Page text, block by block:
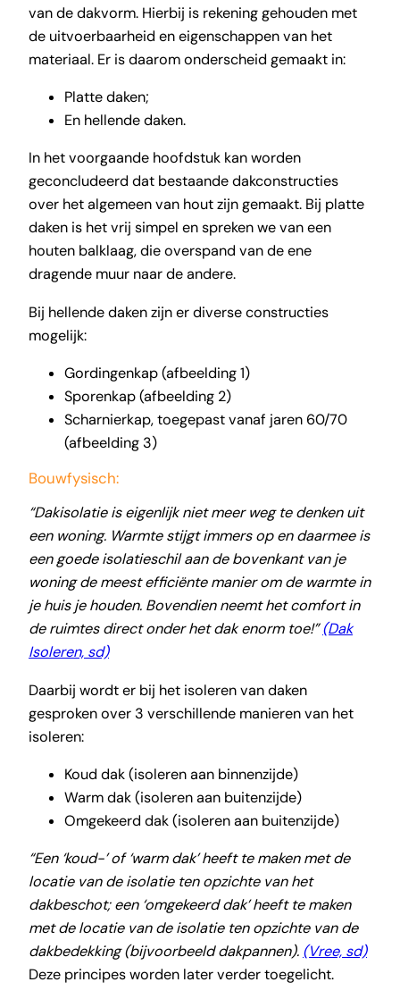
van de dakvorm. Hierbij is rekening gehouden met
de uitvoerbaarheid en eigenschappen van het
materiaal. Er is daarom onderscheid gemaakt in:
Platte daken;
En hellende daken.
In het voorgaande hoofdstuk kan worden
geconcludeerd dat bestaande dakconstructies
over het algemeen van hout zijn gemaakt. Bij platte
daken is het vrij simpel en spreken we van een
houten balklaag, die overspand van de ene
dragende muur naar de andere.
Bij hellende daken zijn er diverse constructies
mogelijk:
Gordingenkap (afbeelding 1)
Sporenkap (afbeelding 2)
Scharnierkap, toegepast vanaf jaren 60/70
(afbeelding 3)
Bouwfysisch:
“Dakisolatie is eigenlijk niet meer weg te denken uit
een woning. Warmte stijgt immers op en daarmee is
een goede isolatieschil aan de bovenkant van je
woning de meest efficiënte manier om de warmte in
je huis je houden. Bovendien neemt het comfort in
de ruimtes direct onder het dak enorm toe!”(Dak
Isoleren, sd)
Daarbij wordt er bij het isoleren van daken
gesproken over 3 verschillende manieren van het
isoleren:
Koud dak (isoleren aan binnenzijde)
Warm dak (isoleren aan buitenzijde)
Omgekeerd dak (isoleren aan buitenzijde)
“Een ‘koud-’ of ‘warm dak’ heeft te maken met de
locatie van de isolatie ten opzichte van het
dakbeschot; een ‘omgekeerd dak’ heeft te maken
met de locatie van de isolatie ten opzichte van de
dakbedekking (bijvoorbeeld dakpannen). (Vree, sd)
Deze principes worden later verder toegelicht.